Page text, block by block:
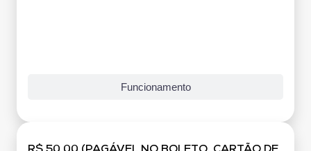
Funcionamento